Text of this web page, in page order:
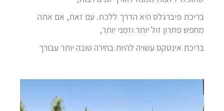
בריכת פיברגלס היא הדרך ללכת. עם זאת, אם אתה
מחפש פתרון זול יותר וזמני יותר,
בריכת אינטקס עשויה להיות בחירה טובה יותר עבורך